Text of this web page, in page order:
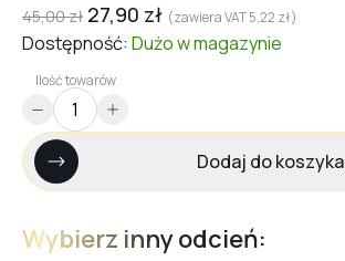
45,00zł 27,90 zł (zawiera VAT5,22 zł)
Dostępność: Dużow magazynie
Ilość towarów
Dodaj do koszyka
Wybierz inny odcień: